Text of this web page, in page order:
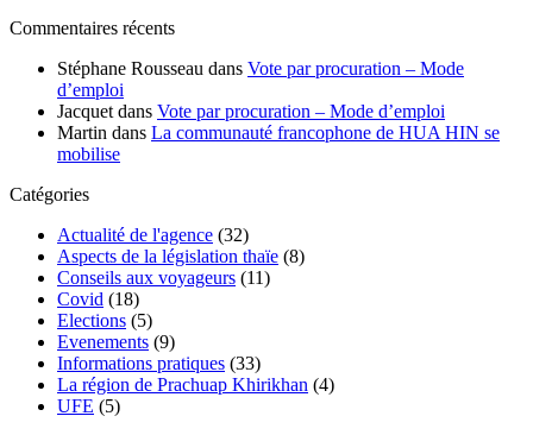
Commentaires récents
Stéphane Rousseau dans Vote par procuration – Mode
d’emploi
Jacquet dans Vote par procuration – Mode d’emploi
Martin dans La communauté francophone de HUA HIN se
mobilise
Catégories
Actualité de l'agence (32)
Aspects de la législation thaïe (8)
Conseils aux voyageurs (11)
Covid (18)
Elections (5)
Evenements (9)
Informations pratiques (33)
La région de Prachuap Khirikhan (4)
UFE (5)